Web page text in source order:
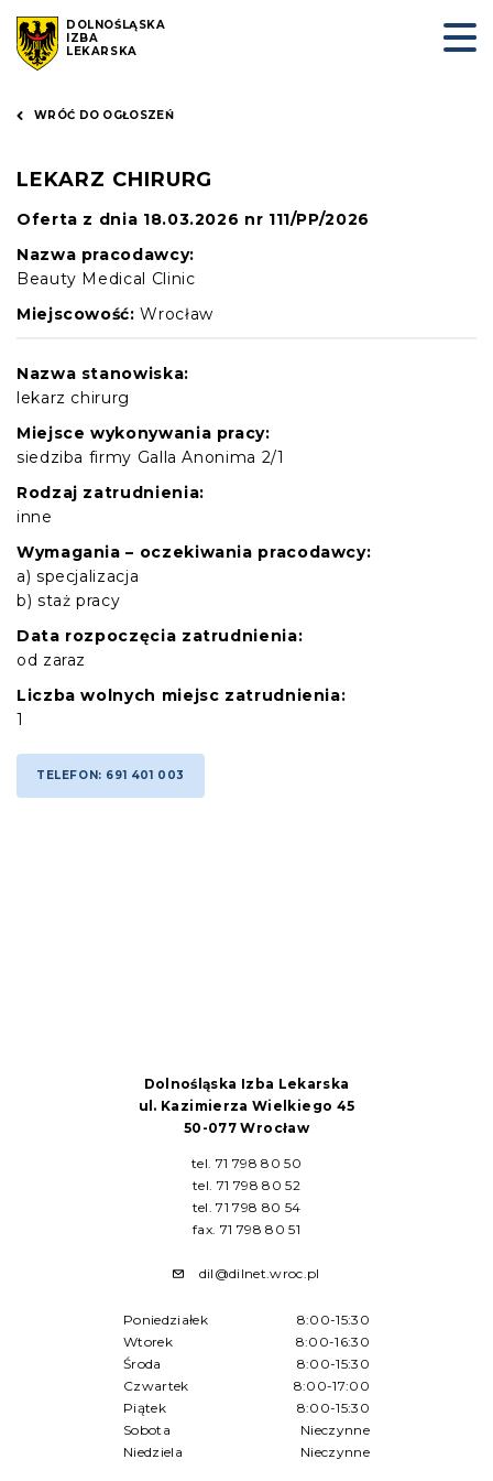
DOLNOŚLĄSKA
IZBA
LEKARSKA
WRÓĆ DO OGŁOSZEŃ
LEKARZ CHIRURG
Oferta z dnia 18.03.2026 nr 111/PP/2026
Nazwa pracodawcy:
Beauty Medical Clinic
Miejscowość: Wrocław
Nazwa stanowiska:
lekarz chirurg
Miejsce wykonywania pracy:
siedziba firmy Galla Anonima 2/1
Rodzaj zatrudnienia:
inne
Wymagania – oczekiwania pracodawcy:
a) specjalizacja
b) staż pracy
Data rozpoczęcia zatrudnienia:
od zaraz
Liczba wolnych miejsc zatrudnienia:
1
TELEFON: 691 401 003
Dolnośląska Izba Lekarska
ul. Kazimierza Wielkiego 45
50-077 Wrocław
tel. 71 798 80 50
tel. 71 798 80 52
tel. 71 798 80 54
fax. 71 798 80 51
dil@dilnet.wroc.pl
Poniedziałek
8:00-15:30
Wtorek
8:00-16:30
Środa
8:00-15:30
Czwartek
8:00-17:00
Piątek
8:00-15:30
Sobota
Nieczynne
Niedziela
Nieczynne